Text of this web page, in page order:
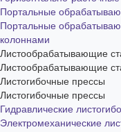
Портальные
Портальные
колоннами
Листообрабатывающие
Листообрабатывающие
Листогибочные прессы
Листогибочные прессы
Гидравлические
Электромеханические